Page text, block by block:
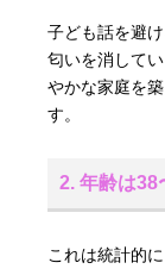
子ども話を避
匂いを消して
やかな家庭を
す。
2. 年齢は38
これは統計的